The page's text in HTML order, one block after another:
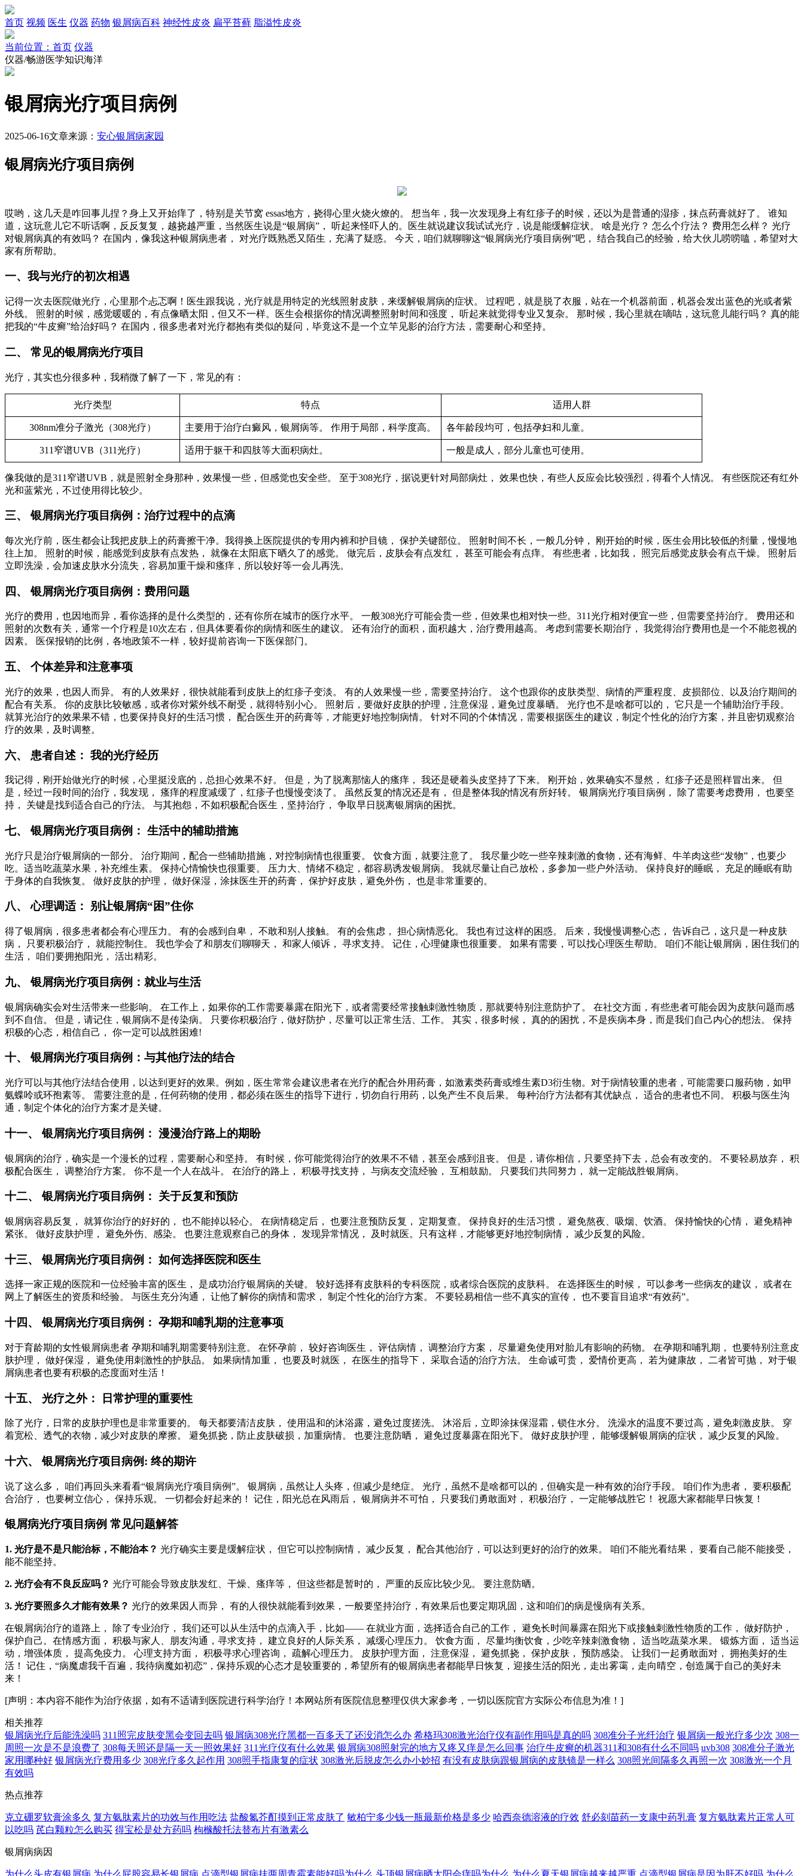
首页 视频 医生 仪器 药物 银屑病百科 神经性皮炎 扁平苔藓 脂溢性皮炎
当前位置：首页 仪器
仪器/畅游医学知识海洋
银屑病光疗项目病例
2025-06-16文章来源： 安心银屑病家园
银屑病光疗项目病例
哎哟，这几天是咋回事儿捏？身上又开始痒了，特别是关节窝 essas地方，挠得心里火烧火燎的。 想当年，我一次发现身上有红疹子的时候，还以为是普通的湿疹，抹点药膏就好了。 谁知
道，这玩意儿它不听话啊，反反复复，越挠越严重，当然医生说是“银屑病”， 听起来怪吓人的。医生就说建议我试试光疗，说是能缓解症状。 啥是光疗？ 怎么个疗法？ 费用怎么样？ 光疗
对银屑病真的有效吗？ 在国内，像我这种银屑病患者， 对光疗既熟悉又陌生，充满了疑惑。 今天，咱们就聊聊这“银屑病光疗项目病例”吧， 结合我自己的经验，给大伙儿唠唠嗑，希望对大
家有所帮助。
一、我与光疗的初次相遇
记得一次去医院做光疗，心里那个忐忑啊！医生跟我说，光疗就是用特定的光线照射皮肤，来缓解银屑病的症状。 过程吧，就是脱了衣服，站在一个机器前面，机器会发出蓝色的光或者紫
外线。 照射的时候，感觉暖暖的，有点像晒太阳，但又不一样。医生会根据你的情况调整照射时间和强度， 听起来就觉得专业又复杂。 那时候，我心里就在嘀咕，这玩意儿能行吗？ 真的能
把我的“牛皮癣”给治好吗？ 在国内，很多患者对光疗都抱有类似的疑问，毕竟这不是一个立竿见影的治疗方法，需要耐心和坚持。
二、 常见的银屑病光疗项目
光疗，其实也分很多种，我稍微了解了一下，常见的有：
光疗类型 特点 适用人群
308nm准分子激光（308光疗） 主要用于治疗白癜风，银屑病等。 作用于局部，科学度高。 各年龄段均可，包括孕妇和儿童。
311窄谱UVB（311光疗） 适用于躯干和四肢等大面积病灶。 一般是成人，部分儿童也可使用。
像我做的是311窄谱UVB，就是照射全身那种，效果慢一些，但感觉也安全些。 至于308光疗，据说更针对局部病灶， 效果也快，有些人反应会比较强烈，得看个人情况。 有些医院还有红外
光和蓝紫光，不过使用得比较少。
三、 银屑病光疗项目病例：治疗过程中的点滴
每次光疗前，医生都会让我把皮肤上的药膏擦干净。我得换上医院提供的专用内裤和护目镜， 保护关键部位。 照射时间不长，一般几分钟， 刚开始的时候，医生会用比较低的剂量，慢慢地
往上加。 照射的时候，能感觉到皮肤有点发热， 就像在太阳底下晒久了的感觉。 做完后，皮肤会有点发红， 甚至可能会有点痒。 有些患者，比如我， 照完后感觉皮肤会有点干燥。 照射后
立即洗澡，会加速皮肤水分流失，容易加重干燥和瘙痒，所以较好等一会儿再洗。
四、 银屑病光疗项目病例：费用问题
光疗的费用，也因地而异，看你选择的是什么类型的，还有你所在城市的医疗水平。 一般308光疗可能会贵一些，但效果也相对快一些。311光疗相对便宜一些，但需要坚持治疗。 费用还和
照射的次数有关，通常一个疗程是10次左右，但具体要看你的病情和医生的建议。 还有治疗的面积，面积越大，治疗费用越高。 考虑到需要长期治疗， 我觉得治疗费用也是一个不能忽视的
因素。 医保报销的比例，各地政策不一样，较好提前咨询一下医保部门。
五、 个体差异和注意事项
光疗的效果，也因人而异。 有的人效果好，很快就能看到皮肤上的红疹子变淡。 有的人效果慢一些，需要坚持治疗。 这个也跟你的皮肤类型、病情的严重程度、皮损部位、以及治疗期间的
配合有关系。 你的皮肤比较敏感，或者你对紫外线不耐受，就得特别小心。 照射后，要做好皮肤的护理，注意保湿，避免过度暴晒。 光疗也不是啥都可以的， 它只是一个辅助治疗手段。
就算光治疗的效果果不错，也要保持良好的生活习惯， 配合医生开的药膏等，才能更好地控制病情。 针对不同的个体情况，需要根据医生的建议，制定个性化的治疗方案，并且密切观察治
疗的效果，及时调整。
六、 患者自述： 我的光疗经历
我记得，刚开始做光疗的时候，心里挺没底的，总担心效果不好。 但是，为了脱离那恼人的瘙痒， 我还是硬着头皮坚持了下来。 刚开始，效果确实不显然， 红疹子还是照样冒出来。 但
是，经过一段时间的治疗，我发现， 瘙痒的程度减缓了，红疹子也慢慢变淡了。 虽然反复的情况还是有， 但是整体我的情况有所好转。 银屑病光疗项目病例， 除了需要考虑费用， 也要坚
持， 关键是找到适合自己的疗法。 与其抱怨，不如积极配合医生，坚持治疗， 争取早日脱离银屑病的困扰。
七、 银屑病光疗项目病例： 生活中的辅助措施
光疗只是治疗银屑病的一部分。 治疗期间，配合一些辅助措施，对控制病情也很重要。 饮食方面，就要注意了。 我尽量少吃一些辛辣刺激的食物，还有海鲜、牛羊肉这些“发物”，也要少
吃。适当吃蔬菜水果，补充维生素。 保持心情愉快也很重要。 压力大、情绪不稳定，都容易诱发银屑病。 我就尽量让自己放松，多参加一些户外活动。 保持良好的睡眠， 充足的睡眠有助
于身体的自我恢复。 做好皮肤的护理， 做好保湿，涂抹医生开的药膏， 保护好皮肤，避免外伤， 也是非常重要的。
八、 心理调适： 别让银屑病“困”住你
得了银屑病，很多患者都会有心理压力。 有的会感到自卑， 不敢和别人接触。 有的会焦虑， 担心病情恶化。 我也有过这样的困惑。 后来，我慢慢调整心态， 告诉自己，这只是一种皮肤
病， 只要积极治疗， 就能控制住。 我也学会了和朋友们聊聊天， 和家人倾诉， 寻求支持。 记住，心理健康也很重要。 如果有需要，可以找心理医生帮助。 咱们不能让银屑病，困住我们的
生活， 咱们要拥抱阳光， 活出精彩。
九、 银屑病光疗项目病例：就业与生活
银屑病确实会对生活带来一些影响。 在工作上，如果你的工作需要暴露在阳光下，或者需要经常接触刺激性物质，那就要特别注意防护了。 在社交方面，有些患者可能会因为皮肤问题而感
到不自信。 但是，请记住，银屑病不是传染病。 只要你积极治疗，做好防护，尽量可以正常生活、工作。 其实，很多时候， 真的的困扰，不是疾病本身，而是我们自己内心的想法。 保持
积极的心态，相信自己， 你一定可以战胜困难!
十、 银屑病光疗项目病例：与其他疗法的结合
光疗可以与其他疗法结合使用，以达到更好的效果。例如，医生常常会建议患者在光疗的配合外用药膏，如激素类药膏或维生素D3衍生物。对于病情较重的患者，可能需要口服药物，如甲
氨蝶呤或环孢素等。 需要注意的是，任何药物的使用，都必须在医生的指导下进行，切勿自行用药，以免产生不良后果。 每种治疗方法都有其优缺点， 适合的患者也不同。 积极与医生沟
通，制定个体化的治疗方案才是关键。
十一、 银屑病光疗项目病例： 漫漫治疗路上的期盼
银屑病的治疗，确实是一个漫长的过程，需要耐心和坚持。 有时候，你可能觉得治疗的效果不不错，甚至会感到沮丧。 但是，请你相信，只要坚持下去，总会有改变的。 不要轻易放弃， 积
极配合医生， 调整治疗方案。 你不是一个人在战斗。 在治疗的路上， 积极寻找支持， 与病友交流经验， 互相鼓励。 只要我们共同努力， 就一定能战胜银屑病。
十二、 银屑病光疗项目病例： 关于反复和预防
银屑病容易反复， 就算你治疗的好好的， 也不能掉以轻心。 在病情稳定后， 也要注意预防反复， 定期复查。 保持良好的生活习惯， 避免熬夜、吸烟、饮酒。 保持愉快的心情， 避免精神
紧张。 做好皮肤护理， 避免外伤、感染。 也要注意观察自己的身体， 发现异常情况， 及时就医。只有这样，才能够更好地控制病情， 减少反复的风险。
十三、 银屑病光疗项目病例： 如何选择医院和医生
选择一家正规的医院和一位经验丰富的医生， 是成功治疗银屑病的关键。 较好选择有皮肤科的专科医院，或者综合医院的皮肤科。 在选择医生的时候， 可以参考一些病友的建议， 或者在
网上了解医生的资质和经验。 与医生充分沟通， 让他了解你的病情和需求， 制定个性化的治疗方案。 不要轻易相信一些不真实的宣传， 也不要盲目追求“有效药”。
十四、 银屑病光疗项目病例： 孕期和哺乳期的注意事项
对于育龄期的女性银屑病患者 孕期和哺乳期需要特别注意。 在怀孕前， 较好咨询医生， 评估病情， 调整治疗方案， 尽量避免使用对胎儿有影响的药物。 在孕期和哺乳期， 也要特别注意皮
肤护理， 做好保湿， 避免使用刺激性的护肤品。 如果病情加重， 也要及时就医， 在医生的指导下， 采取合适的治疗方法。 生命诚可贵， 爱情价更高， 若为健康故， 二者皆可抛， 对于银
屑病患者也要有积极的态度面对生活！
十五、 光疗之外： 日常护理的重要性
除了光疗，日常的皮肤护理也是非常重要的。 每天都要清洁皮肤， 使用温和的沐浴露，避免过度搓洗。 沐浴后，立即涂抹保湿霜，锁住水分。 洗澡水的温度不要过高，避免刺激皮肤。 穿
着宽松、透气的衣物，减少对皮肤的摩擦。 避免抓挠，防止皮肤破损，加重病情。 也要注意防晒， 避免过度暴露在阳光下。 做好皮肤护理， 能够缓解银屑病的症状， 减少反复的风险。
十六、 银屑病光疗项目病例: 终的期许
说了这么多， 咱们再回头来看看“银屑病光疗项目病例”。 银屑病，虽然让人头疼，但减少是绝症。 光疗，虽然不是啥都可以的，但确实是一种有效的治疗手段。 咱们作为患者， 要积极配
合治疗， 也要树立信心， 保持乐观。 一切都会好起来的！ 记住，阳光总在风雨后， 银屑病并不可怕， 只要我们勇敢面对， 积极治疗， 一定能够战胜它！ 祝愿大家都能早日恢复！
银屑病光疗项目病例 常见问题解答
1. 光疗是不是只能治标，不能治本？ 光疗确实主要是缓解症状， 但它可以控制病情， 减少反复， 配合其他治疗，可以达到更好的治疗的效果。 咱们不能光看结果， 要看自己能不能接受，
能不能坚持。
2. 光疗会有不良反应吗？ 光疗可能会导致皮肤发红、干燥、瘙痒等， 但这些都是暂时的， 严重的反应比较少见。 要注意防晒。
3. 光疗要照多久才能有效果？ 光疗的效果因人而异， 有的人很快就能看到效果，一般要坚持治疗，有效果后也要定期巩固，这和咱们的病是慢病有关系。
在银屑病治疗的道路上， 除了专业治疗， 我们还可以从生活中的点滴入手，比如—— 在就业方面，选择适合自己的工作， 避免长时间暴露在阳光下或接触刺激性物质的工作， 做好防护，
保护自己。在情感方面， 积极与家人、朋友沟通，寻求支持， 建立良好的人际关系， 减缓心理压力。 饮食方面， 尽量均衡饮食，少吃辛辣刺激食物， 适当吃蔬菜水果。 锻炼方面， 适当运
动，增强体质， 提高免疫力。 心理支持方面， 积极寻求心理咨询， 疏解心理压力。 皮肤护理方面， 注意保湿， 避免抓挠， 保护皮肤， 预防感染。 让我们一起勇敢面对， 拥抱美好的生
活！ 记住，“病魔虐我千百遍，我待病魔如初恋”，保持乐观的心态才是较重要的，希望所有的银屑病患者都能早日恢复，迎接生活的阳光，走出雾霭，走向晴空，创造属于自己的美好未
来！
[声明：本内容不能作为治疗依据，如有不适请到医院进行科学治疗！本网站所有医院信息整理仅供大家参考，一切以医院官方实际公布信息为准！]
相关推荐
银屑病光疗后能洗澡吗 311照完皮肤变黑会变回去吗 银屑病308光疗黑都一百多天了还没消怎么办 希格玛308激光治疗仪有副作用吗是真的吗 308准分子光纤治疗 银屑病一般光疗多少次 308一
周照一次是不是浪费了 308每天照还是隔一天一照效果好 311光疗仪有什么效果 银屑病308照射完的地方又疼又痒是怎么回事 治疗牛皮癣的机器311和308有什么不同吗 uvb308 308准分子激光
家用哪种好 银屑病光疗费用多少 308光疗多久起作用 308照手指康复的症状 308激光后脱皮怎么办小妙招 有没有皮肤病跟银屑病的皮肤镜是一样么 308照光间隔多久再照一次 308激光一个月
有效吗
热点推荐
克立硼罗软膏涂多久 复方氨肽素片的功效与作用吃法 盐酸氮芥酊摸到正常皮肤了 敏柏宁多少钱一瓶最新价格是多少 哈西奈德溶液的疗效 舒必刻苗药一支康中药乳膏 复方氨肽素片正常人可
以吃吗 芪白颗粒怎么购买 得宝松是处方药吗 枸橼酸托法替布片有激素么
银屑病病因